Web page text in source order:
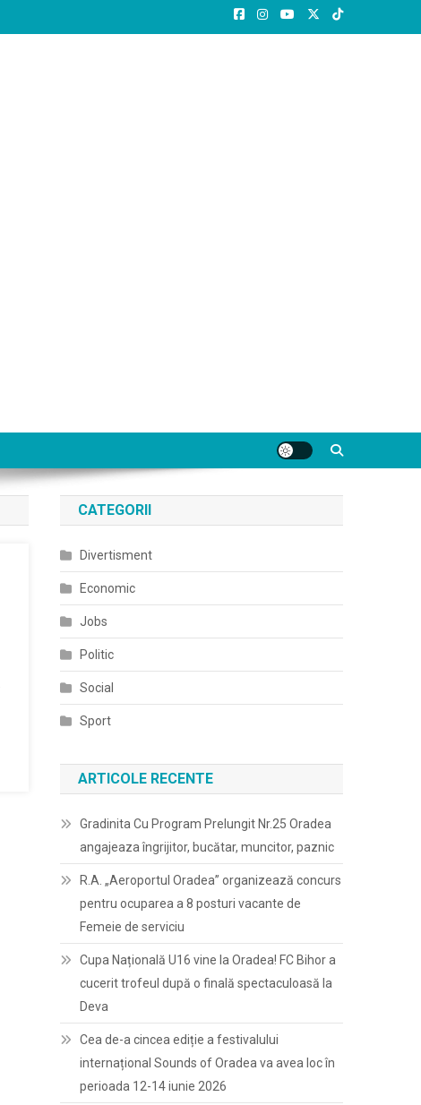
CATEGORII
Divertisment
Economic
Jobs
Politic
Social
Sport
ARTICOLE RECENTE
Gradinita Cu Program Prelungit Nr.25 Oradea
angajeaza îngrijitor, bucătar, muncitor, paznic
R.A. „Aeroportul Oradea” organizează concurs
pentru ocuparea a 8 posturi vacante de
Femeie de serviciu
Cupa Națională U16 vine la Oradea! FC Bihor a
cucerit trofeul după o finală spectaculoasă la
Deva
Cea de-a cincea ediție a festivalului
internațional Sounds of Oradea va avea loc în
perioada 12-14 iunie 2026